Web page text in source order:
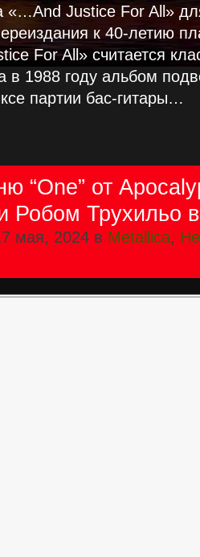
«…And Justice For All»
к 40-летию
For All» считается
1988 году альбом
партии бас-гитары…
“One” от
Робом Трухильо
мая, 2024 в Metallica,